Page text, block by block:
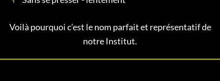
Voilà pourquoi c’est le nom parfait et représentatif de
notre Institut.